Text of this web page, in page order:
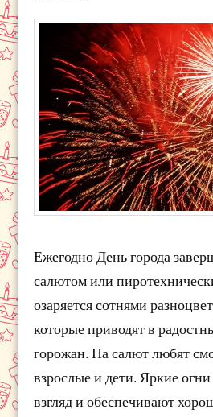
Ежегодно День города
салютом или
озаряется сотнями
которые приводят в
горожан. На салют любят
взрослые и дети. Яркие
взгляд и обеспечивают